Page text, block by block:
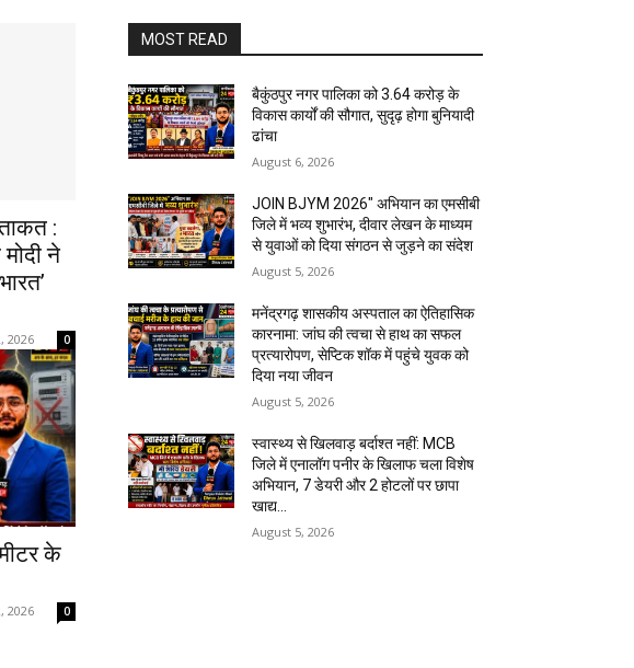
:
ने
2026 0
के
2026 0
MOST READ
बैकुंठपुर नगर पालिका को ₹3.64 करोड़ के
विकास कार्यों की सौगात, सुदृढ़ होगा बुनियादी
ढांचा
August 6, 2026
JOIN BJYM 2026″ अभियान का एमसीबी
जिले में भव्य शुभारंभ, दीवार लेखन के माध्यम
से युवाओं को दिया संगठन से जुड़ने का संदेश
August 5, 2026
मनेंद्रगढ़ शासकीय अस्पताल का ऐतिहासिक
कारनामा: जांघ की त्वचा से हाथ का सफल
प्रत्यारोपण, सेप्टिक शॉक में पहुंचे युवक को
दिया नया जीवन
August 5, 2026
स्वास्थ्य से खिलवाड़ बर्दाश्त नहीं: MCB
जिले में एनालॉग पनीर के खिलाफ चला विशेष
अभियान, 7 डेयरी और 2 होटलों पर छापा
खाद्य...
August 5, 2026